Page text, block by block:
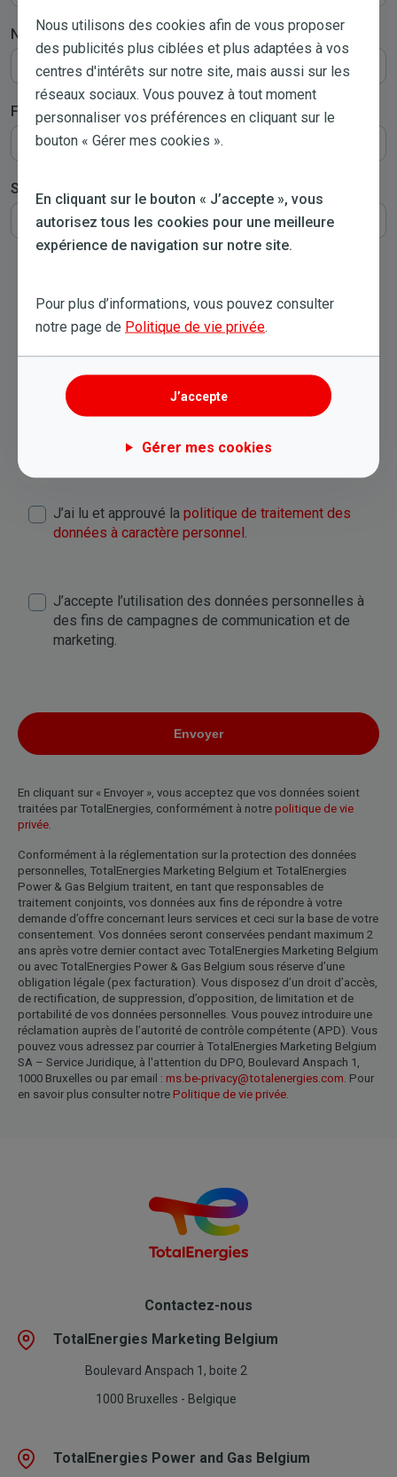
N° de TVA
Fonction
Secteur d'activité
RGPD
J'accepte de donner mes informations dans le
TotalEnergies.
Termes
et
J’ai lu et approuvé la politique de traitement des
données à caractère personnel
Newsletter
J’accepte l’utilisation des données personnelles à
des fins de campagnes de communication et de
marketing.
En cliquant sur « Envoyer », vous acceptez que vos données soient
traitées par TotalEnergies, conformément à notre politique de vie
privée.
Conformément à la réglementation sur la protection des données
personnelles, TotalEnergies Marketing Belgium et TotalEnergies
Power & Gas Belgium traitent, en tant que responsables de
traitement conjoints, vos données aux fins de répondre à votre
demande d’offre concernant leurs services et ceci sur la base de votre
consentement. Vos données seront conservées pendant maximum 2
ans après votre dernier contact avec TotalEnergies Marketing Belgium
ou avec TotalEnergies Power & Gas Belgium sous réserve d’une
obligation légale (pex facturation). Vous disposez d’un droit d’accès,
de rectification, de suppression, d’opposition, de limitation et de
portabilité de vos données personnelles. Vous pouvez introduire une
réclamation auprès de l’autorité de contrôle compétente (APD). Vous
pouvez vous adressez par courrier à TotalEnergies Marketing Belgium
SA – Service Juridique, à l'attention du DPO, Boulevard Anspach 1,
1000 Bruxelles ou par email : ms.be-privacy@totalenergies.com. Pour
en savoir plus consulter notre Politique de vie privée.
Contactez-nous
TotalEnergies Marketing Belgium
Boulevard Anspach 1, boite 2
1000 Bruxelles - Belgique
TotalEnergies Power and Gas Belgium
Nous utilisons des cookies afin de vous proposer
des publicités plus ciblées et plus adaptées à vos
centres d'intérêts sur notre site, mais aussi sur les
réseaux sociaux. Vous pouvez à tout moment
personnaliser vos préférences en cliquant sur le
bouton « Gérer mes cookies ».
En cliquant sur le bouton « J’accepte », vous
autorisez tous les cookies pour une meilleure
expérience de navigation sur notre site.
Pour plus d’informations, vous pouvez consulter
notre page de Politique de vie privée.
J’accepte
Gérer mes cookies